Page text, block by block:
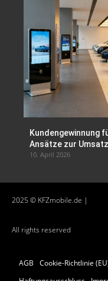
Kundengewinnung
Ansätze zur
10. April 2026
2025 © KFZmobile.de |
All rights reserved
AGB Cookie-Richtlinie